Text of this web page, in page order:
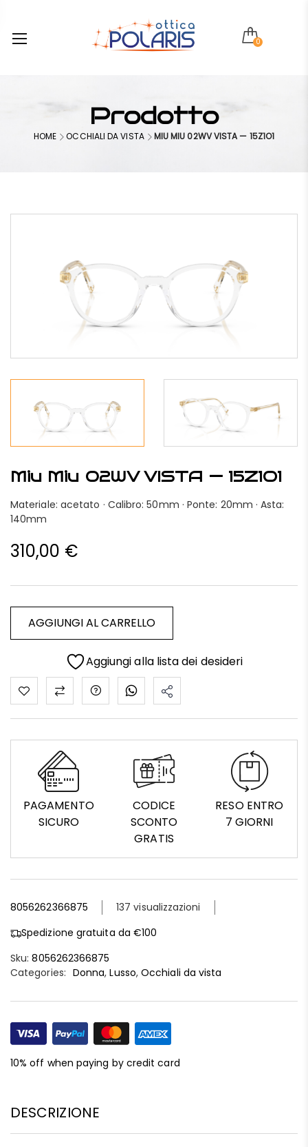
0
Prodotto
HOME OCCHIALI DA VISTA MIU MIU 02WV VISTA — 15Z1O1
Miu Miu 02WV VISTA — 15Z1O1
Materiale: acetato · Calibro: 50mm · Ponte: 20mm · Asta:
140mm
310,00 €
AGGIUNGI AL CARRELLO
Aggiungi alla lista dei desideri
PAGAMENTO
SICURO
CODICE
SCONTO
GRATIS
RESO ENTRO
7 GIORNI
8056262366875
137 visualizzazioni
Spedizione gratuita da €100
Sku: 8056262366875
Categories: Donna,Lusso,Occhiali da vista
10% off when paying by credit card
DESCRIZIONE